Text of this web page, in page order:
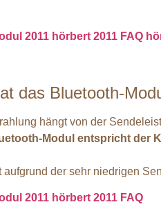
2011 hörbert 2011 FAQ
das Bluetooth-
hängt von der
Modul entspricht der
der sehr niedrigen
2011 hörbert 2011 FAQ